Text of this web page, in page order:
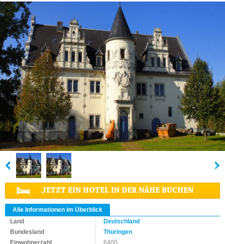
JETZT EIN HOTEL IN DER NÄHE BUCHEN
Alle Informationen im Überblick
Land
Deutschland
Bundesland
Thüringen
Einwohnerzahl
6400